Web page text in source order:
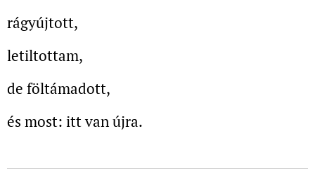
rágyújtott,
letiltottam,
de föltámadott,
és most: itt van újra.